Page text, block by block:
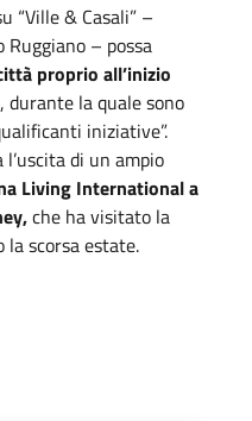
“Ville & Casali” –
– possa
proprio all’inizio
, durante la quale sono
iniziative”.
di un ampio
Living International a
che ha visitato la
scorsa estate.